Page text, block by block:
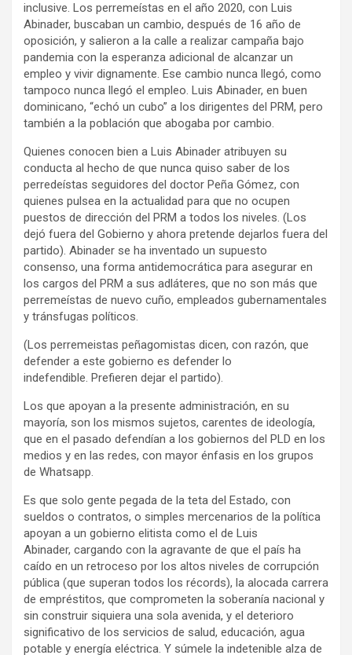
inclusive. Los perremeístas en el año 2020, con Luis
Abinader, buscaban un cambio, después de 16 año de
oposición, y salieron a la calle a realizar campaña bajo
pandemia con la esperanza adicional de alcanzar un
empleo y vivir dignamente. Ese cambio nunca llegó, como
tampoco nunca llegó el empleo. Luis Abinader, en buen
dominicano, “echó un cubo” a los dirigentes del PRM, pero
también a la población que abogaba por cambio.
Quienes conocen bien a Luis Abinader atribuyen su
conducta al hecho de que nunca quiso saber de los
perredeístas seguidores del doctor Peña Gómez, con
quienes pulsea en la actualidad para que no ocupen
puestos de dirección del PRM a todos los niveles. (Los
dejó fuera del Gobierno y ahora pretende dejarlos fuera del
partido). Abinader se ha inventado un supuesto
consenso, una forma antidemocrática para asegurar en
los cargos del PRM a sus adláteres, que no son más que
perremeístas de nuevo cuño, empleados gubernamentales
y tránsfugas políticos.
(Los perremeistas peñagomistas dicen, con razón, que
defender a este gobierno es defender lo
indefendible. Prefieren dejar el partido).
Los que apoyan a la presente administración, en su
mayoría, son los mismos sujetos, carentes de ideología,
que en el pasado defendían a los gobiernos del PLD en los
medios y en las redes, con mayor énfasis en los grupos
de Whatsapp.
Es que solo gente pegada de la teta del Estado, con
sueldos o contratos, o simples mercenarios de la política
apoyan a un gobierno elitista como el de Luis
Abinader, cargando con la agravante de que el país ha
caído en un retroceso por los altos niveles de corrupción
pública (que superan todos los récords), la alocada carrera
de empréstitos, que comprometen la soberanía nacional y
sin construir siquiera una sola avenida, y el deterioro
significativo de los servicios de salud, educación, agua
potable y energía eléctrica. Y súmele la indetenible alza de